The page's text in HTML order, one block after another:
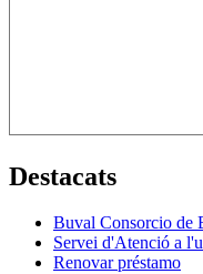
Destacats
Buval Consorcio de
Servei d'Atenció a
Renovar préstamo